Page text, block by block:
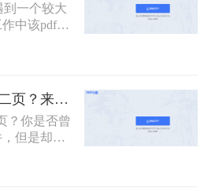
到一个较大
中该pdf文
这时我们
将整个
输处理和
们就将介绍
希望能给读
怎么把一页的pdf分成二页？来看看这3个PDF拆分方法！
？你是否曾
但是却不
种常用的
下，我们